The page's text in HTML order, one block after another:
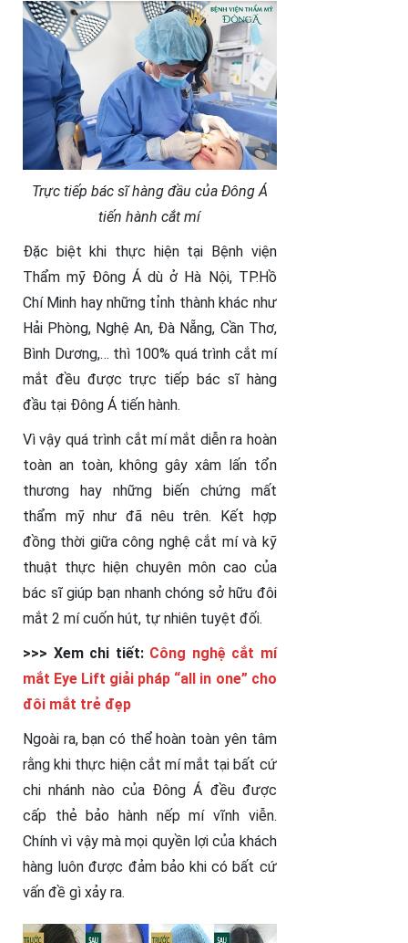
Trực tiếp bác sĩ hàng đầu của Đông Á
tiến hành cắt mí
Đặc biệt khi thực hiện tại Bệnh viện
Thẩm mỹ Đông Á dù ở Hà Nội, TP.Hồ
Chí Minh hay những tỉnh thành khác như
Hải Phòng, Nghệ An, Đà Nẵng, Cần Thơ,
Bình Dương,… thì 100% quá trình cắt mí
mắt đều được trực tiếp bác sĩ hàng
đầu tại Đông Á tiến hành.
Vì vậy quá trình cắt mí mắt diễn ra hoàn
toàn an toàn, không gây xâm lấn tổn
thương hay những biến chứng mất
thẩm mỹ như đã nêu trên. Kết hợp
đồng thời giữa công nghệ cắt mí và kỹ
thuật thực hiện chuyên môn cao của
bác sĩ giúp bạn nhanh chóng sở hữu đôi
mắt 2 mí cuốn hút, tự nhiên tuyệt đối.
>>> Xem chi tiết: Công nghệ cắt mí
mắt Eye Lift giải pháp “all in one” cho
đôi mắt trẻ đẹp
Ngoài ra, bạn có thể hoàn toàn yên tâm
rằng khi thực hiện cắt mí mắt tại bất cứ
chi nhánh nào của Đông Á đều được
cấp thẻ bảo hành nếp mí vĩnh viễn.
Chính vì vậy mà mọi quyền lợi của khách
hàng luôn được đảm bảo khi có bất cứ
vấn đề gì xảy ra.